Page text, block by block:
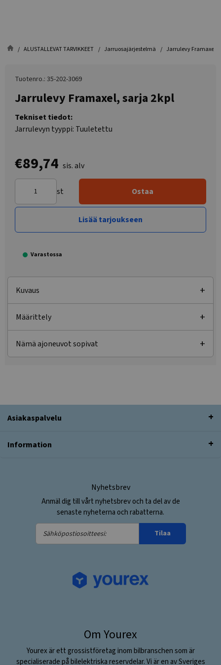
ALUSTALLEVAT TARVIKKEET Jarruosajärjestelmä Jarrulevy Framaxel,
Tuotenro.: 35-202-3069
Jarrulevy Framaxel, sarja 2kpl
Tekniset tiedot:
Jarrulevyn tyyppi: Tuuletettu
€89,74 sis. alv
st Ostaa
Lisää tarjoukseen
Varastossa
Kuvaus
Määrittely
Nämä ajoneuvot sopivat
Asiakaspalvelu
Information
Nyhetsbrev
Anmäl dig till vårt nyhetsbrev och ta del av de
senaste nyheterna och rabatterna.
Sähköpostiosoitteesi:
Tilaa
Om Yourex
Yourex är ett grossistföretag inom bilbranschen som är
specialiserade på bilelektriska reservdelar. Vi är en av Sveriges